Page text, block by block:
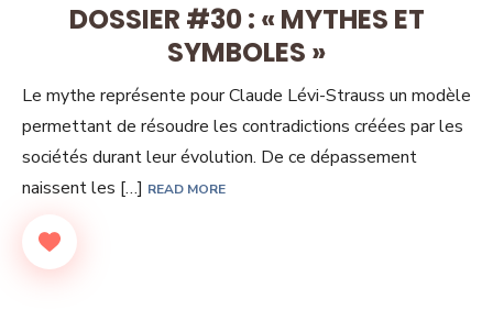
DOSSIER #30 : « MYTHES ET
SYMBOLES »
Le mythe représente pour Claude Lévi-Strauss un modèle
permettant de résoudre les contradictions créées par les
sociétés durant leur évolution. De ce dépassement
naissent les […] READ MORE